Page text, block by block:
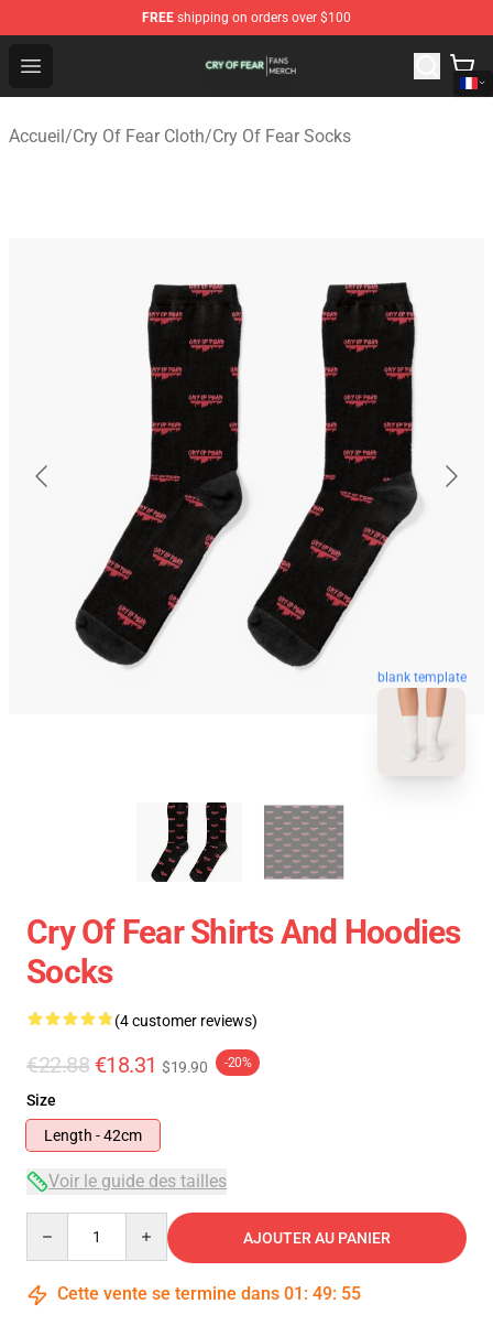
FREE shipping on orders over $100
Open menu
Cry Of Fear Shop - Official Cry Of Fear Merchandise Store
Accueil/Cry Of Fear Cloth/Cry Of Fear Socks
blank template
Cry Of Fear Shirts And Hoodies
Socks
(4 customer reviews)
€22.88 €18.31 $19.90 -20%
Size
Length - 42cm
Voir le guide des tailles
AJOUTER AU PANIER
Cette vente se termine dans 01 : 49: 54